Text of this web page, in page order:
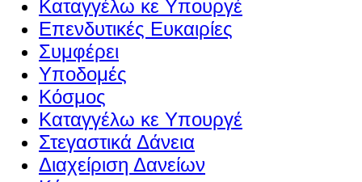
Καταγγέλω κε Υπουργέ
Επενδυτικές Ευκαιρίες
Συμφέρει
Υποδομές
Κόσμος
Καταγγέλω κε Υπουργέ
Στεγαστικά Δάνεια
Διαχείριση Δανείων